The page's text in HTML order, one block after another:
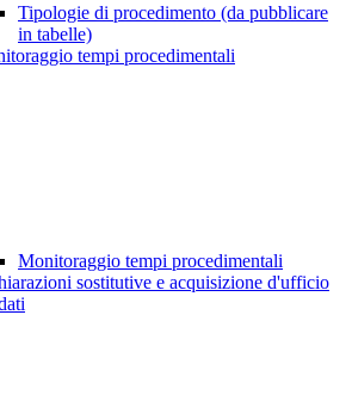
Tipologie di procedimento (da pubblicare
in tabelle)
tempi procedimentali
Monitoraggio tempi procedimentali
sostitutive e acquisizione d'ufficio